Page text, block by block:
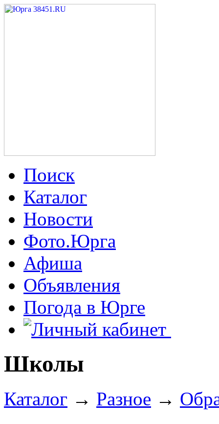
Поиск
Каталог
Новости
Фото.Юрга
Афиша
Объявления
Погода в Юрге
Школы
Каталог → Разное →